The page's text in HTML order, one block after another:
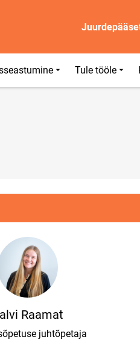
Tule tööle
Raamat
juhtõpetaja